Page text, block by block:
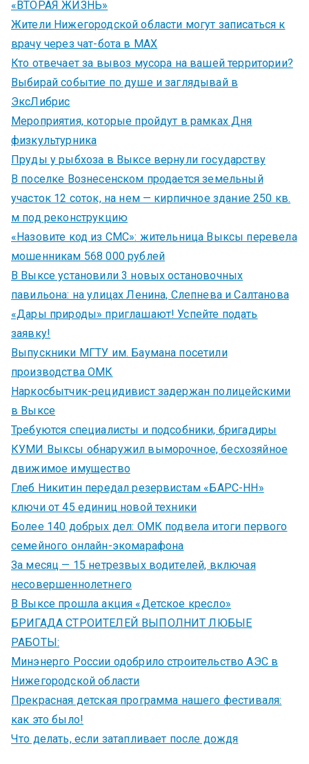
«ВТОРАЯ ЖИЗНЬ»
Жители Нижегородской области могут записаться к
врачу через чат-бота в MAX
Кто отвечает за вывоз мусора на вашей территории?
Выбирай событие по душе и заглядывай в
ЭксЛибрис
Мероприятия, которые пройдут в рамках Дня
физкультурника
Пруды у рыбхоза в Выксе вернули государству
В поселке Вознесенском продается земельный
участок 12 соток, на нем — кирпичное здание 250 кв.
м под реконструкцию
«Назовите код из СМС»: жительница Выксы перевела
мошенникам 568 000 рублей
В Выксе установили 3 новых остановочных
павильона: на улицах Ленина, Слепнева и Салтанова
«Дары природы» приглашают! Успейте подать
заявку!
Выпускники МГТУ им. Баумана посетили
производства ОМК
Наркосбытчик-рецидивист задержан полицейскими
в Выксе
Требуются специалисты и подсобники, бригадиры
КУМИ Выксы обнаружил выморочное, бесхозяйное
движимое имущество
Глеб Никитин передал резервистам «БАРС-НН»
ключи от 45 единиц новой техники
Более 140 добрых дел: ОМК подвела итоги первого
семейного онлайн-экомарафона
За месяц — 15 нетрезвых водителей, включая
несовершеннолетнего
В Выксе прошла акция «Детское кресло»
БРИГАДА СТРОИТЕЛЕЙ ВЫПОЛНИТ ЛЮБЫЕ
РАБОТЫ:
Минэнерго России одобрило строительство АЭС в
Нижегородской области
Прекрасная детская программа нашего фестиваля:
как это было!
Что делать, если затапливает после дождя